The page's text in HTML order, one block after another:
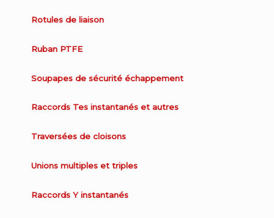
Rotules de liaison
Ruban PTFE
Soupapes de sécurité échappement
Raccords Tes instantanés et autres
Traversées de cloisons
Unions multiples et triples
Raccords Y instantanés